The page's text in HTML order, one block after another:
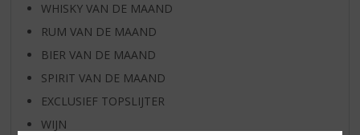
WHISKY VAN DE MAAND
RUM VAN DE MAAND
BIER VAN DE MAAND
SPIRIT VAN DE MAAND
EXCLUSIEF TOPSLIJTER
WIJN